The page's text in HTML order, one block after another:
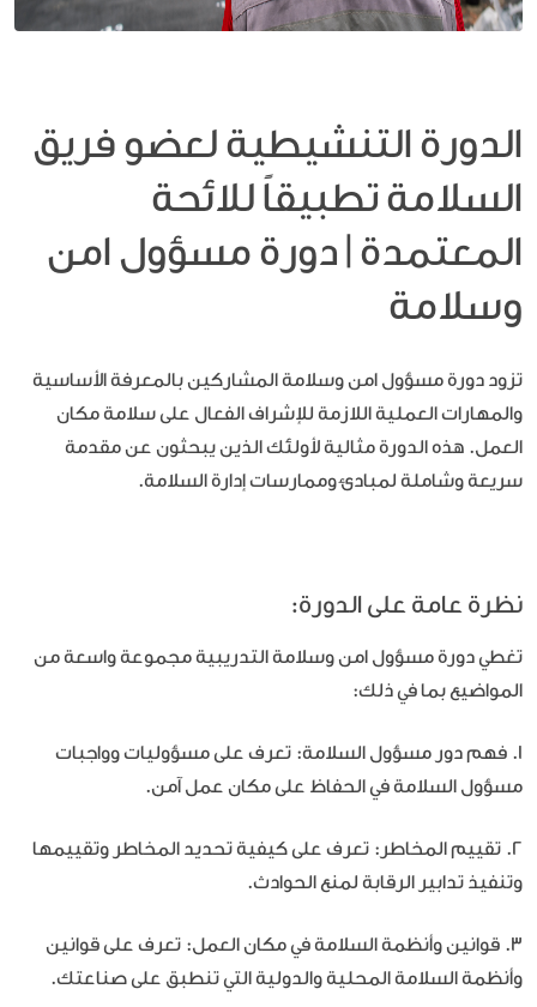
الدورة التنشيطية لعضو فريق
السلامة تطبيقاً للائحة
المعتمدة | دورة مسؤول امن
وسلامة
تزود دورة مسؤول امن وسلامة المشاركين بالمعرفة الأساسية
والمهارات العملية اللازمة للإشراف الفعال على سلامة مكان
العمل. هذه الدورة مثالية لأولئك الذين يبحثون عن مقدمة
سريعة وشاملة لمبادئ وممارسات إدارة السلامة.
نظرة عامة على الدورة:
تغطي دورة مسؤول امن وسلامة التدريبية مجموعة واسعة من
المواضيع بما في ذلك:
1. فهم دور مسؤول السلامة: تعرف على مسؤوليات وواجبات
مسؤول السلامة في الحفاظ على مكان عمل آمن.
2. تقييم المخاطر: تعرف على كيفية تحديد المخاطر وتقييمها
وتنفيذ تدابير الرقابة لمنع الحوادث.
3. قوانين وأنظمة السلامة في مكان العمل: تعرف على قوانين
وأنظمة السلامة المحلية والدولية التي تنطبق على صناعتك.